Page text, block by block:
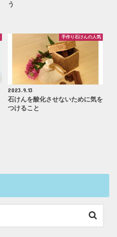
う
手作り石けんの人気
2023.9.13
石けんを酸化させないために気を
つけること